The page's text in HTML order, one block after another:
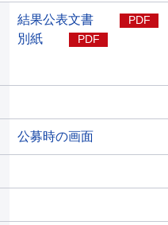
結果公表文書 PDF
別紙 PDF
公募時の画面